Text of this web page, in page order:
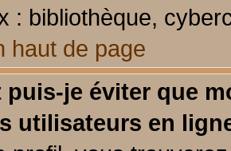
: bibliothèque,
haut de page
puis-je éviter que
utilisateurs en